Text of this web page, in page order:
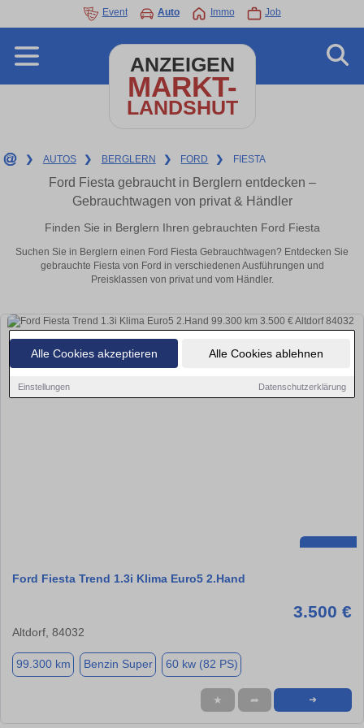
Alle Cookies akzeptieren Alle Cookies ablehnen
Einstellungen Datenschutzerklärung
Event Auto Immo Job
ANZEIGEN
MARKT-
LANDSHUT
❯ AUTOS ❯ BERGLERN ❯ FORD ❯ FIESTA
Ford Fiesta gebraucht in Berglern entdecken –
Gebrauchtwagen von privat & Händler
Finden Sie in Berglern Ihren gebrauchten Ford Fiesta
Suchen Sie in Berglern einen Ford Fiesta Gebrauchtwagen? Entdecken Sie
gebrauchte Fiesta von Ford in verschiedenen Ausführungen und
Preisklassen von privat und vom Händler.
Ford Fiesta Trend 1.3i Klima Euro5 2.Hand
3.500 €
Altdorf, 84032
99.300 km Benzin Super 60 kw (82 PS)
★ ➦ ➜